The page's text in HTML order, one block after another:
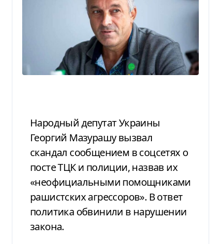
Народный депутат Украины
Георгий Мазурашу вызвал
скандал сообщением в соцсетях о
посте ТЦК и полиции, назвав их
«неофициальными помощниками
рашистских агрессоров». В ответ
политика обвинили в нарушении
закона.